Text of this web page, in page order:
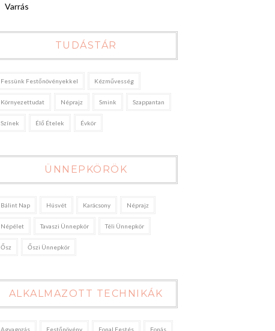
Varrás
TUDÁSTÁR
Fessünk Festőnövényekkel Kézművesség
Környezettudat Néprajz Smink Szappantan
Színek Élő Ételek Évkör
ÜNNEPKÖRÖK
Bálint Nap Húsvét Karácsony Néprajz
Népélet Tavaszi Ünnepkör Téli Ünnepkör
Ősz Őszi Ünnepkör
ALKALMAZOTT TECHNIKÁK
Agyagozás Festőnövény Fonal Festés Fonás